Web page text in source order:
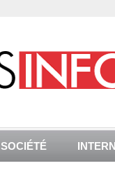
SOCIÉTÉ